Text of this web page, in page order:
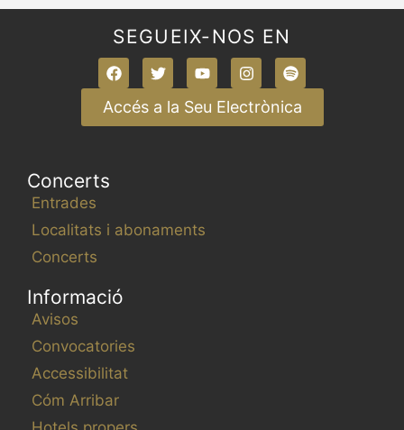
SEGUEIX-NOS EN
Accés a la Seu Electrònica
Concerts
Entrades
Localitats i abonaments
Concerts
Informació
Avisos
Convocatories
Accessibilitat
Cóm Arribar